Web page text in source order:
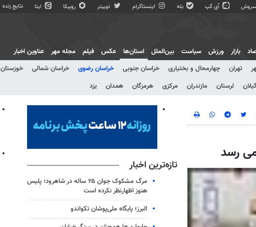
سروش آی گپ بله اینستاگرام توییتر روبیکا ایتا نتایج زنده
بازار ورزش سیاست بین‌الملل
استان‌ها
تهران چهارمحال و بختیاری خراسان جنوبی خراسان رضوی خراسان شمالی خوزستان
لرستان مازندران مرکزی هرمزگان همدان یزد
عکس فیلم مجله مهر عناوین اخبار
می رسد
تازه‌ترین اخبار
مرگ مشکوک جوان ۲۵ ساله در شاهرود؛ پلیس
هنوز اظهارنظر نکرده است
البرز؛ پایگاه ملی‌پوشان تکواندو